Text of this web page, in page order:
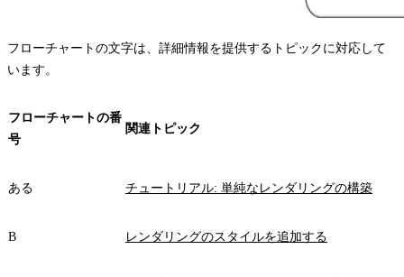
フローチャートの文字は、詳細情報を提供するトピックに対応して
います。
フローチャートの番
号
関連トピック
ある チュートリアル: 単純なレンダリングの構築
B レンダリングのスタイルを追加する